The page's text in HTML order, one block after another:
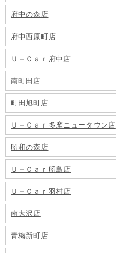
府中の森店
府中西原町店
Ｕ－Ｃａｒ府中店
南町田店
町田旭町店
Ｕ－Ｃａｒ多摩ニュータウン店
昭和の森店
Ｕ－Ｃａｒ昭島店
Ｕ－Ｃａｒ羽村店
南大沢店
青梅新町店